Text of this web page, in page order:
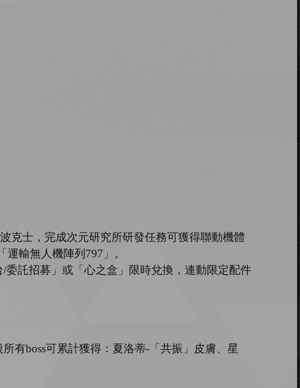
波克士，完成次元研究所研發任務可獲得聯動機體
「 運輸無人機陣列 797 」 。
/委託招募」或「心之盒」限時兌換，連動限定配件
有boss可累計獲得：夏洛蒂-「共振」皮膚、星